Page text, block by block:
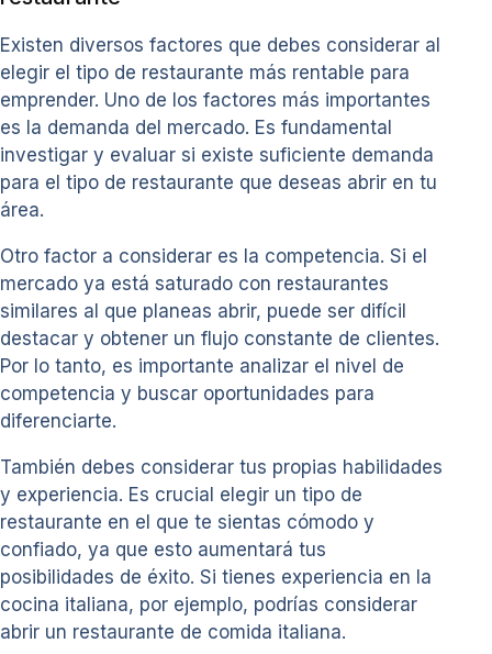
Existen diversos factores que debes considerar al
elegir el tipo de restaurante más rentable para
emprender. Uno de los factores más importantes
es la demanda del mercado. Es fundamental
investigar y evaluar si existe suficiente demanda
para el tipo de restaurante que deseas abrir en tu
área.
Otro factor a considerar es la competencia. Si el
mercado ya está saturado con restaurantes
similares al que planeas abrir, puede ser difícil
destacar y obtener un flujo constante de clientes.
Por lo tanto, es importante analizar el nivel de
competencia y buscar oportunidades para
diferenciarte.
También debes considerar tus propias habilidades
y experiencia. Es crucial elegir un tipo de
restaurante en el que te sientas cómodo y
confiado, ya que esto aumentará tus
posibilidades de éxito. Si tienes experiencia en la
cocina italiana, por ejemplo, podrías considerar
abrir un restaurante de comida italiana.